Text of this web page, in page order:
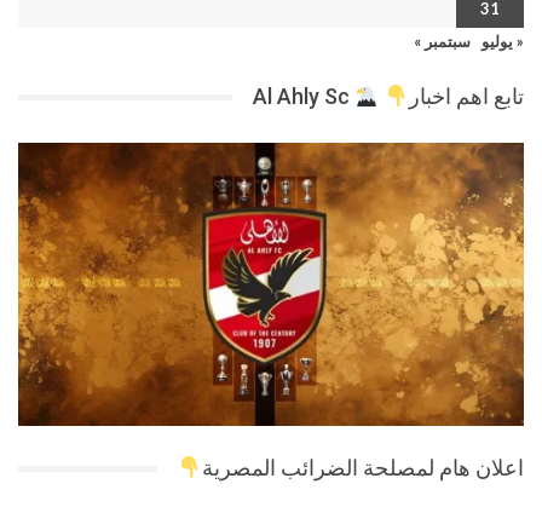
31
« يوليو
سبتمبر »
تابع اهم اخبار
اعلان هام لمصلحة الضرائب المصرية